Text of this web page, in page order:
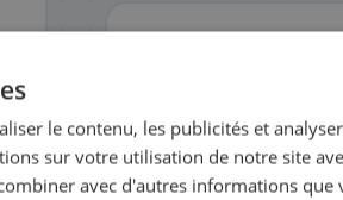
En stock
Expédié le jour
le contenu, les publicités et
sur votre utilisation de notre site
avec d'autres informations que